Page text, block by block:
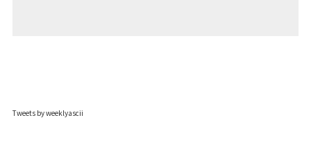
Tweets by weeklyascii